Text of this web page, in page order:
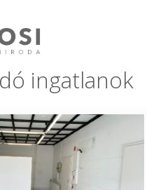
ingatlanok